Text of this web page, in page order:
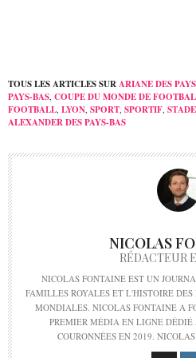
TOUS LES ARTICLES SURARIANE DES
PAYS-BAS, COUPE DU MONDE DE
FOOTBALL, LYON, SPORT, SPORTIF,
ALEXANDER DES PAYS-BAS
NICOLAS
RÉDACTEUR
NICOLAS FONTAINE EST UN
FAMILLES ROYALES ET L'HISTOIRE
MONDIALES. NICOLAS FONTAINE A
PREMIER MÉDIA EN LIGNE
COURONNÉES EN 2019.